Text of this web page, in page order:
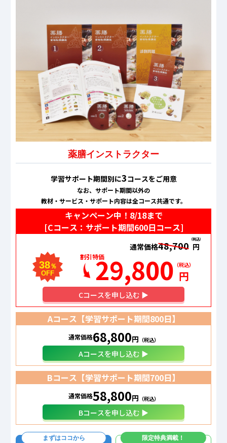
薬膳インストラクター
学習サポート期間別に3コースをご用意
なお、サポート期間以外の
教材・サービス・サポート内容は全コース共通です。
キャンペーン中！ 8/18まで
[Cコース：サポート期間600日コース]
38％
OFF
通常価格48,700 円
（税込）
割引特価29,800 円
（税込）
Cコースを申し込む ▶
Aコース【学習サポート期間800日】
通常価格68,800円 （税込）
Aコースを申し込む ▶
Bコース【学習サポート期間700日】
通常価格58,800円 （税込）
Bコースを申し込む ▶
まずはココから 限定特典満載！